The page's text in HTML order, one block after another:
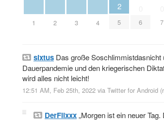
1 2 3 4
2
5 6 7
sixtus Das große Soschlimmistdasnicht
Dauerpandemie und den kriegerischen
wird alles nicht leicht!
12:51 AM, Feb 25th, 2022 via Twitter for Android
DerFlixxx„Morgen ist ein neuer